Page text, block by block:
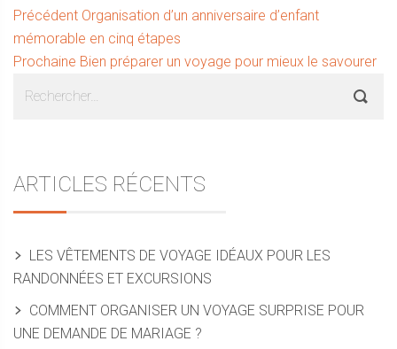
Navigation
de
l’article
Précédent Article
précédent :
Organisation d’un anniversaire d’enfant
mémorable en cinq étapes
Prochaine Article
Bien préparer un voyage pour mieux le savourer
Sidebar
ARTICLES RÉCENTS
LES VÊTEMENTS DE VOYAGE IDÉAUX POUR LES
RANDONNÉES ET EXCURSIONS
COMMENT ORGANISER UN VOYAGE SURPRISE POUR
UNE DEMANDE DE MARIAGE ?